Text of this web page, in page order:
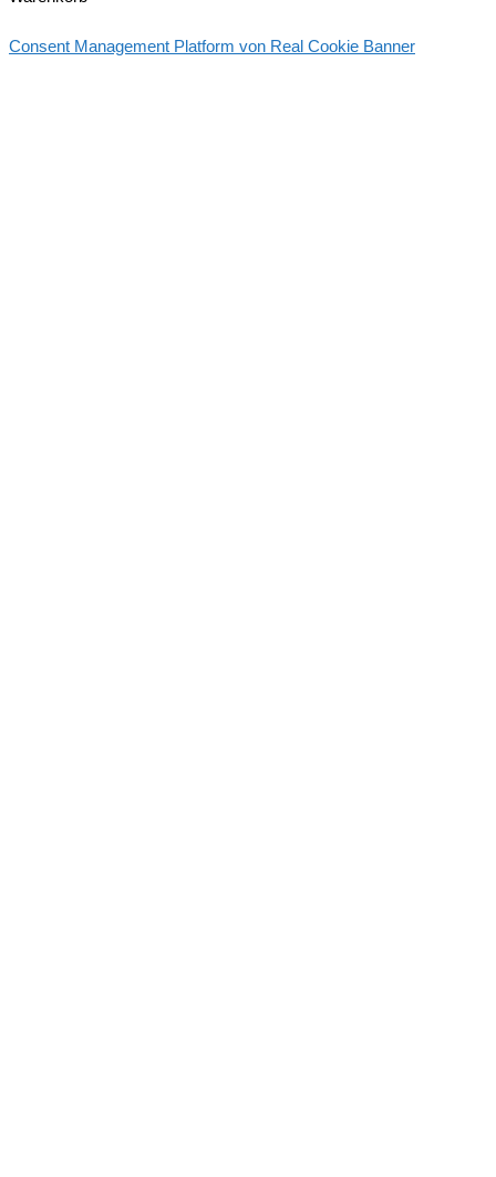
Consent Management Platform von Real Cookie Banner